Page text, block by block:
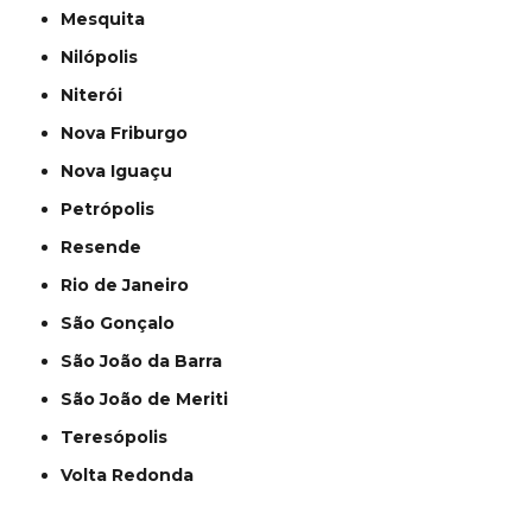
Mesquita
Nilópolis
Niterói
Nova Friburgo
Nova Iguaçu
Petrópolis
Resende
Rio de Janeiro
São Gonçalo
São João da Barra
São João de Meriti
Teresópolis
Volta Redonda